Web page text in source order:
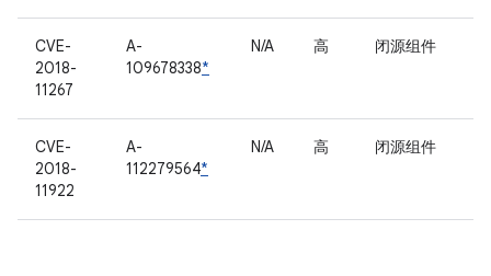
CVE-
2018-
11267
A-
109678338*
N/A 高 闭源组件
CVE-
2018-
11922
A-
112279564*
N/A 高 闭源组件